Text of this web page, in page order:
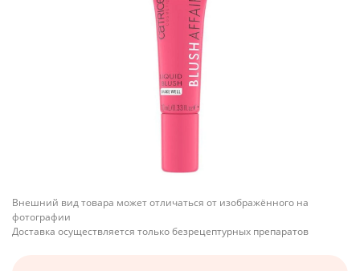
Внешний вид товара может отличаться от изображённого на
фотографии
Доставка осуществляется только безрецептурных препаратов